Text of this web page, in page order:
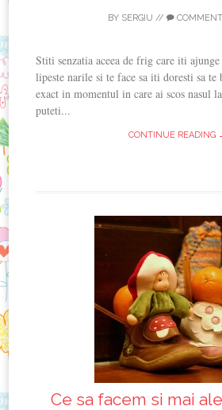
BY SERGIU //
Stiti senzatia aceea de frig care iti
lipeste narile si te face sa iti doresti sa te
exact in momentul in care ai scos nasul
puteti...
CONTINUE READING
Ce sa facem si mai